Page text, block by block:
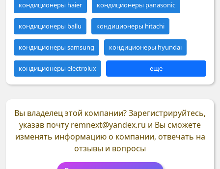
кондиционеры haier кондиционеры panasonic
кондиционеры ballu кондиционеры hitachi
кондиционеры samsung кондиционеры hyundai
кондиционеры electrolux еще
Вы владелец этой компании?Зарегистрируйтесь,
указав почту remnext@yandex.ru и Вы сможете
изменять информацию о компании, отвечать на
отзывы и вопросы